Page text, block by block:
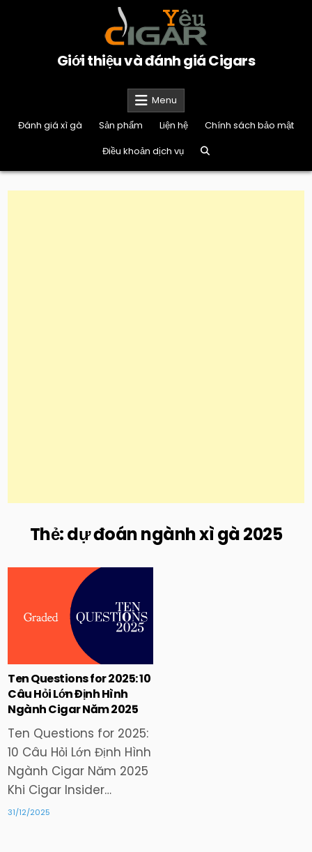
Giới thiệu và đánh giá Cigars
Menu
Đánh giá xì gà
Sản phẩm Liện hệ
Chính sách bảo mật
Điều khoản dịch vụ
Thẻ:dự đoán ngành xì gà 2025
Posted
Ten Questions for 2025: 10
Câu Hỏi Lớn Định Hình
Ngành Cigar Năm 2025
Ten Questions for 2025:
10 Câu Hỏi Lớn Định Hình
Ngành Cigar Năm 2025
Khi Cigar Insider…
31/12/2025